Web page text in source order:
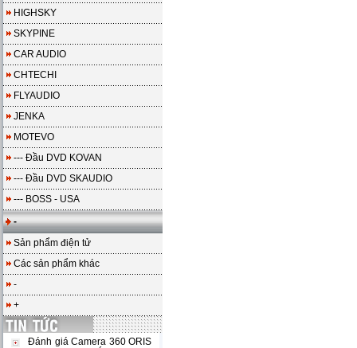
HIGHSKY
SKYPINE
CAR AUDIO
CHTECHI
FLYAUDIO
JENKA
MOTEVO
--- Đầu DVD KOVAN
--- Đầu DVD SKAUDIO
--- BOSS - USA
-
Sản phẩm điện tử
Các sản phẩm khác
-
+
Đánh giá Camera 360 ORIS